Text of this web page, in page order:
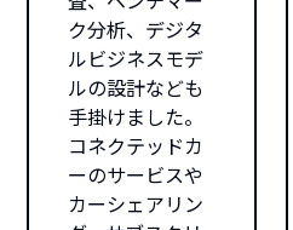
ク分析、デジタ
ルビジネスモデ
ルの設計なども
手掛けました。
コネクテッドカ
ーのサービスや
カーシェアリン